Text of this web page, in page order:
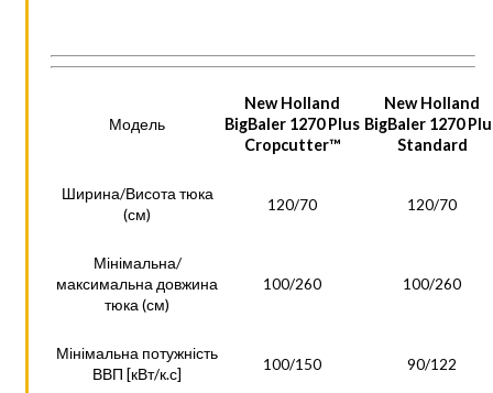
Модель
New Holland
BigBaler 1270 Plus
Cropcutter™
New Holland
BigBaler 1270
Standard
Ширина/Висота тюка
(см)
120/70 120/70
Мінімальна/
максимальна довжина
тюка (см)
100/260 100/260
Мінімальна потужність
ВВП [кВт/к.с]
100/150 90/122